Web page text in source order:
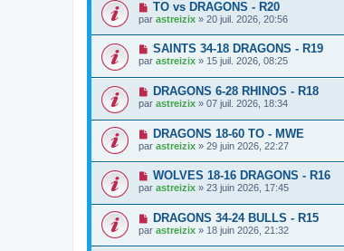
TO vs DRAGONS - R20
par astreizix » 20 juil. 2026, 20:56
SAINTS 34-18 DRAGONS - R19
par astreizix » 15 juil. 2026, 08:25
DRAGONS 6-28 RHINOS - R18
par astreizix » 07 juil. 2026, 18:34
DRAGONS 18-60 TO - MWE
par astreizix » 29 juin 2026, 22:27
WOLVES 18-16 DRAGONS - R16
par astreizix » 23 juin 2026, 17:45
DRAGONS 34-24 BULLS - R15
par astreizix » 18 juin 2026, 21:32